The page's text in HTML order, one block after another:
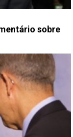
sobre